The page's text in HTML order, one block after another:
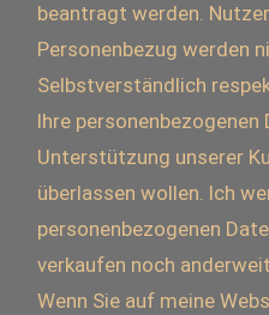
beantragt werden.
Personenbezug werden
Selbstverständlich
Ihre personenbezogenen
Unterstützung unserer
überlassen wollen. Ich
personenbezogenen
verkaufen noch
Wenn Sie auf meine